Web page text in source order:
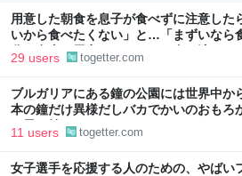
用意した朝食を息子が食べずに注意した
いから食べたくない」と…「まずいなら
分で食事を用意しなさい。お金は渡す」
29 users togetter.com
ブルガリアにある鐘の公園には世界中か
本の鐘だけ異様だしバカでかいのおもろ
な男を焼けないから、ね」
11 users togetter.com
女子選手を応援する人のための、やばい